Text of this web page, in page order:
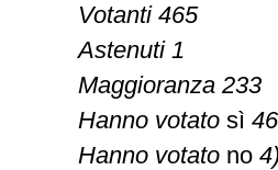
Votanti 465
Astenuti 1
Maggioranza 233
Hanno votato sì
Hanno votato no